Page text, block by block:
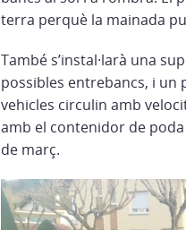
terra perquè la mainada
També s’instal·larà una
possibles entrebancs, i un
vehicles circulin amb
amb el contenidor de
de març.